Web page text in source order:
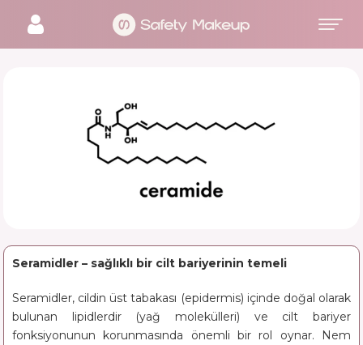
SERAMIKLER
Seramidler – sağlıklı bir cilt bariyerinin temeli
Seramidler, cildin üst tabakası (epidermis) içinde doğal olarak
bulunan lipidlerdir (yağ molekülleri) ve cilt bariyer
fonksiyonunun korunmasında önemli bir rol oynar. Nem